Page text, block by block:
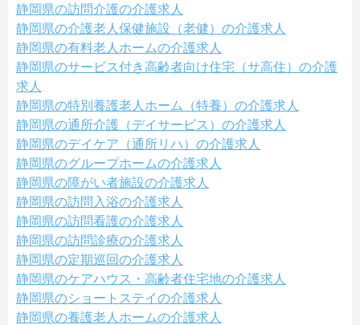
静岡県の訪問介護の介護求人
静岡県の介護老人保健施設（老健）の介護求人
静岡県の有料老人ホームの介護求人
静岡県のサービス付き高齢者向け住宅（サ高住）の介護
求人
静岡県の特別養護老人ホーム（特養）の介護求人
静岡県の通所介護（デイサービス）の介護求人
静岡県のデイケア（通所リハ）の介護求人
静岡県のグループホームの介護求人
静岡県の障がい者施設の介護求人
静岡県の訪問入浴の介護求人
静岡県の訪問看護の介護求人
静岡県の訪問診療の介護求人
静岡県の定期巡回の介護求人
静岡県のケアハウス・高齢者住宅地の介護求人
静岡県のショートステイの介護求人
静岡県の養護老人ホームの介護求人